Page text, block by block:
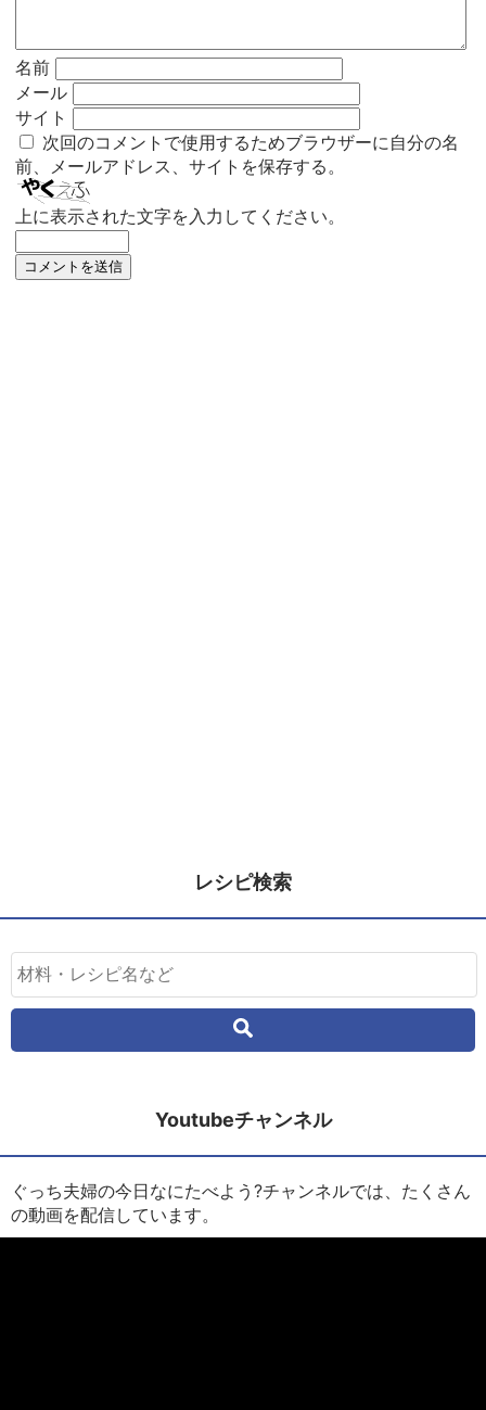
名前
メール
サイト
次回のコメントで使用するためブラウザーに自分の名
前、メールアドレス、サイトを保存する。
上に表示された文字を入力してください。
レシピ検索
Youtubeチャンネル
ぐっち夫婦の今日なにたべよう?チャンネルでは、たくさん
の動画を配信しています。